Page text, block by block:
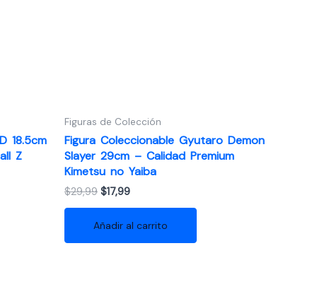
18.5cm
Z
Figuras de Colección
Figura Coleccionable Gyutaro Demon
Slayer 29cm – Calidad Premium
Kimetsu no Yaiba
$29,99 El
era:
$29,99.
$17,99El
es:
$17,99.
Añadir al carrito